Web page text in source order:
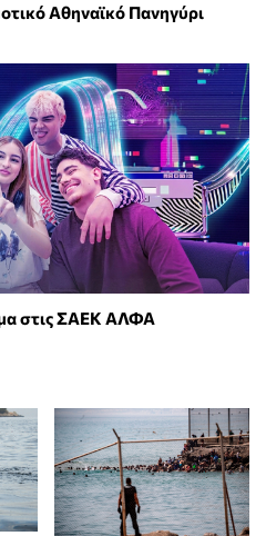
Αθηναϊκό Πανηγύρι
στις ΣΑΕΚ ΑΛΦΑ